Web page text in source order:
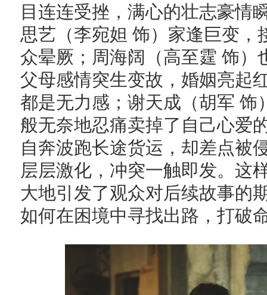
目连连受挫，满心的壮志豪情
思艺（李宛妲 饰）家逢巨变
众晕厥；周海阔（高至霆 饰）
父母感情突生变故，婚姻亮起
都是无力感；谢天成（胡军 饰
般无奈地忍痛卖掉了自己心爱
自奔波跑长途货运，却差点
层层激化，冲突一触即发。这
大地引发了观众对后续故事的
如何在困境中寻找出路，打破